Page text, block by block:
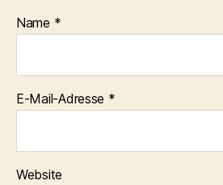
Name *
E-Mail-Adresse *
Website